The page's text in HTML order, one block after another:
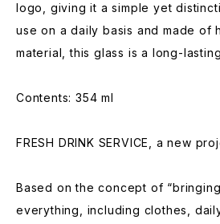
logo, giving it a simple yet
use on a daily basis and made of
material, this glass is a long-
Contents: 354 ml
FRESH DRINK SERVICE, a new
Based on the concept of
everything, including clothes,